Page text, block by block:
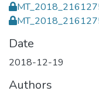
Date
2018-12-19
Authors